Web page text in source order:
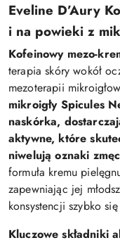
Eveline D’Aury
i na powieki z
Kofeinowy mezo-
terapia skóry wokół
mezoterapii
mikroigły Spicules
naskórka,
aktywne, które
niwelują oznaki
formuła kremu
zapewniając jej
konsystencji szybko
Kluczowe składniki